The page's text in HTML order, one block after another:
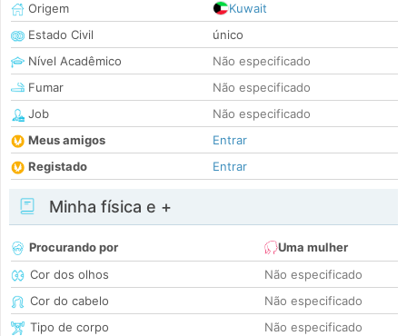
Origem
Kuwait
Estado Civil
único
Nível Acadêmico
Não especificado
Fumar
Não especificado
Job
Não especificado
Meus amigos
Entrar
Registado
Entrar
Minha física e +
Procurando por
Uma mulher
Cor dos olhos
Não especificado
Cor do cabelo
Não especificado
Tipo de corpo
Não especificado